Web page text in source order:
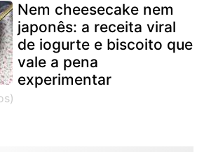
Nem cheesecake nem
japonês: a receita viral
de iogurte e biscoito que
vale a pena
experimentar